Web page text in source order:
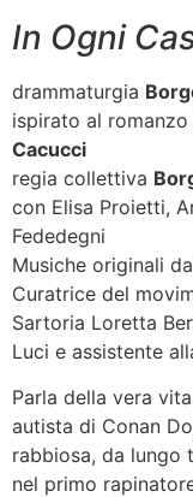
In Ogni
drammaturgia
ispirato al romanzo
Cacucci
regia collettiva
con Elisa Proietti,
Fededegni
Musiche originali
Curatrice del
Sartoria Loretta
Luci e assistente
Parla della vera
autista di Conan
rabbiosa, da lungo
nel primo